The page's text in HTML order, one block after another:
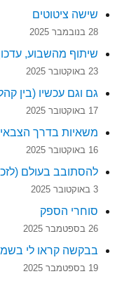
שישה ציטוטים
28 בנובמבר 2025
שיתוף מהשבוע,
23 באוקטובר 2025
גם וגם עכשיו (בין
17 באוקטובר 2025
משאיות בדרך
16 באוקטובר 2025
להסתובב בעולם
3 באוקטובר 2025
סוחרי הספק
26 בספטמבר 2025
בבקשה קראו לי
19 בספטמבר 2025